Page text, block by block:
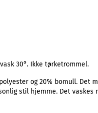
30°. Ikke tørketrommel.
og 20% bomull.
stil hjemme. Det